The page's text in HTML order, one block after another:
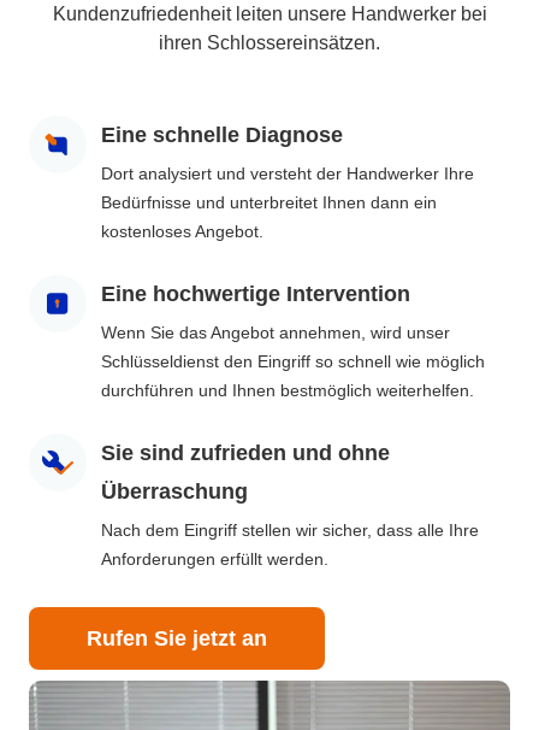
Kundenzufriedenheit leiten unsere Handwerker bei
ihren Schlossereinsätzen.
Eine schnelle Diagnose
Dort analysiert und versteht der Handwerker Ihre
Bedürfnisse und unterbreitet Ihnen dann ein
kostenloses Angebot.
Eine hochwertige Intervention
Wenn Sie das Angebot annehmen, wird unser
Schlüsseldienst den Eingriff so schnell wie möglich
durchführen und Ihnen bestmöglich weiterhelfen.
Sie sind zufrieden und ohne
Überraschung
Nach dem Eingriff stellen wir sicher, dass alle Ihre
Anforderungen erfüllt werden.
Rufen Sie jetzt an